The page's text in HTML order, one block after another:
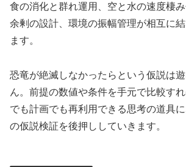
食の消化と群れ運用、空と水の速度棲
余剰の設計、環境の振幅管理が相互に
ます。
恐竜が絶滅しなかったらという仮説は
ん。前提の数値や条件を手元で比較す
でも計画でも再利用できる思考の道具
の仮説検証を後押ししていきます。